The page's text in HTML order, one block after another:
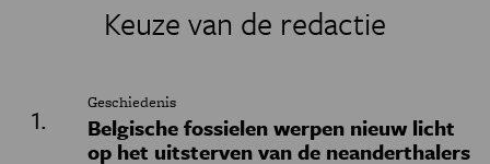
Keuze van de redactie
Geschiedenis
Belgische fossielen werpen nieuw licht
op het uitsterven van de neanderthalers